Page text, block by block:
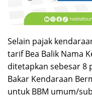
Selain pajak
tarif Bea Balik Nama
ditetapkan sebesar 8
Bakar Kendaraan
untuk BBM umum/